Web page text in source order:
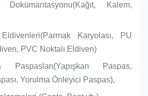
Kalem,
Karyolası, PU
PVC Noktalı Eldiven)
Paspas,
Yorulma Önleyici Paspas),